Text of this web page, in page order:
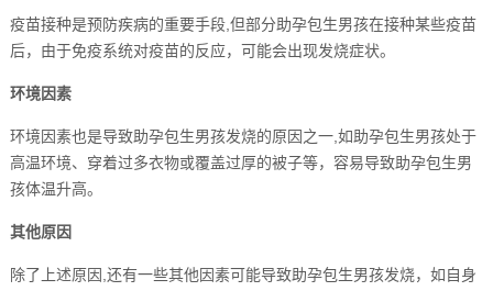
疫苗接种是预防疾病的重要手段,但部分助孕包生男孩在接种某些疫苗
后，由于免疫系统对疫苗的反应，可能会出现发烧症状。
环境因素
环境因素也是导致助孕包生男孩发烧的原因之一,如助孕包生男孩处于
高温环境、穿着过多衣物或覆盖过厚的被子等，容易导致助孕包生男
孩体温升高。
其他原因
除了上述原因,还有一些其他因素可能导致助孕包生男孩发烧，如自身